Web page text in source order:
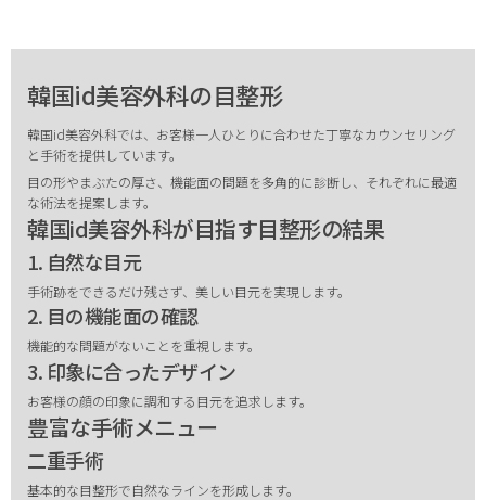
韓国id美容外科の目整形
韓国id美容外科では、お客様一人ひとりに合わせた丁寧なカウンセリング
と手術を提供しています。
目の形やまぶたの厚さ、機能面の問題を多角的に診断し、それぞれに最適
な術法を提案します。
韓国id美容外科が目指す目整形の結果
1. 自然な目元
手術跡をできるだけ残さず、美しい目元を実現します。
2. 目の機能面の確認
機能的な問題がないことを重視します。
3. 印象に合ったデザイン
お客様の顔の印象に調和する目元を追求します。
豊富な手術メニュー
二重手術
基本的な目整形で自然なラインを形成します。